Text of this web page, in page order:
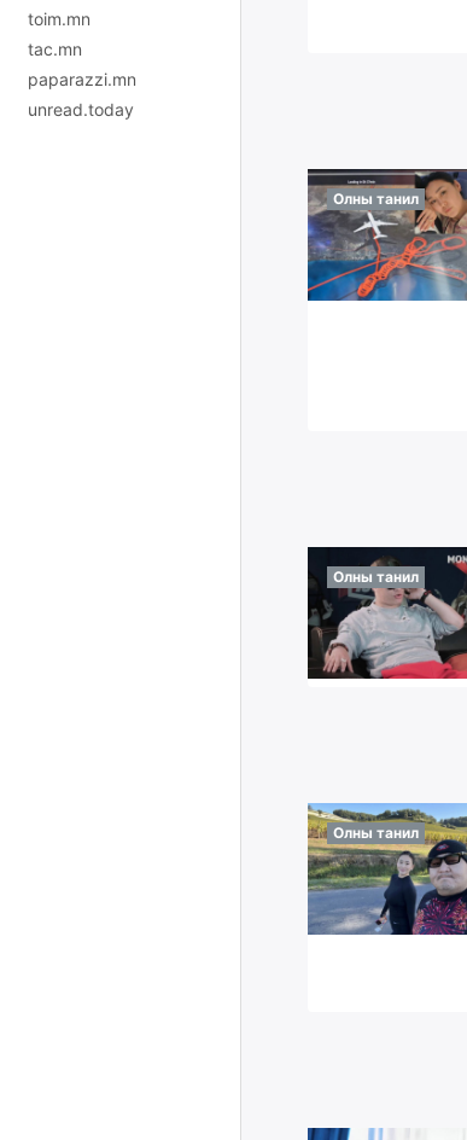
toim.mn
tac.mn
paparazzi.mn
unread.today
Олны танил
Олны танил
Олны танил